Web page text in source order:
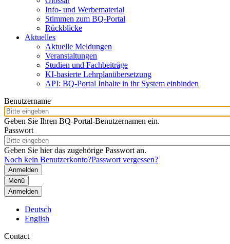
Info- und Werbematerial
Stimmen zum BQ-Portal
Rückblicke
Aktuelles
Aktuelle Meldungen
Veranstaltungen
Studien und Fachbeiträge
KI-basierte Lehrplanübersetzung
API: BQ-Portal Inhalte in ihr System einbinden
Benutzername
Geben Sie Ihren BQ-Portal-Benutzernamen ein.
Passwort
Geben Sie hier das zugehörige Passwort an.
Noch kein Benutzerkonto?Passwort vergessen?
Menü
Anmelden
Deutsch
English
Contact